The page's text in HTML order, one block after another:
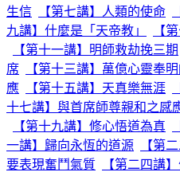
生信
【第七講】人類的使命
九講】什麼是「天帝教」
【
【第十一講】明師救劫挽三期
席
【第十三講】萬億心靈奉
應
【第十五講】天真樂無涯
十七講】與首席師尊親和之感
【第十九講】修心悟道為真
一講】歸向永恆的道源
【第
要表現奮鬥氣質
【第二四講